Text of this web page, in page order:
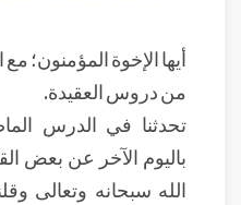
أيها الإخوة المؤمنون؛
من دروس العقيدة.
تحدثنا في الدرس
باليوم الآخر عن بعض
الله سبحانه وتعالى